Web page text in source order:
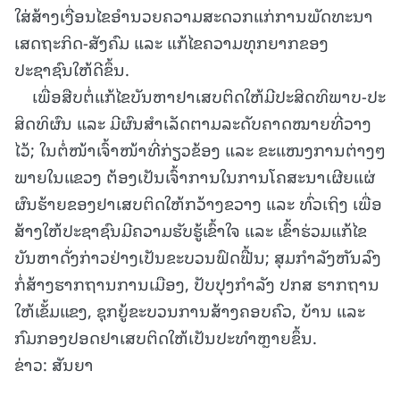
ໃສ່ສ້າງເງື່ອນໄຂອໍານວຍຄວາມສະດວກແກ່ການພັດທະນາ
ເສດຖະກິດ-ສັງຄົມ ແລະ ແກ້ໄຂຄວາມທຸກຍາກຂອງ
ປະຊາຊົນໃຫ້ດີຂຶ້ນ.
ເພື່ອສືບຕໍ່ແກ້ໄຂບັນຫາຢາເສບຕິດໃຫ້ມີປະສິດທິພາບ-ປະ
ສິດທິຜົນ ແລະ ມີຜົນສໍາເລັດຕາມລະດັບຄາດໝາຍທີ່ວາງ
ໄວ້; ໃນຕໍ່ໜ້າເຈົ້າໜ້າທີ່ກ່ຽວຂ້ອງ ແລະ ຂະແໜງການຕ່າງໆ
ພາຍໃນແຂວງ ຕ້ອງເປັນເຈົ້າການໃນການໂຄສະນາເຜີຍແຜ່
ຜົນຮ້າຍຂອງຢາເສບຕິດໃຫ້ກວ້າງຂວາງ ແລະ ທົ່ວເຖິງ ເພື່ອ
ສ້າງໃຫ້ປະຊາຊົນມີຄວາມຮັບຮູ້ເຂົ້າໃຈ ແລະ ເຂົ້າຮ່ວມແກ້ໄຂ
ບັນຫາດັ່ງກ່າວຢ່າງເປັນຂະບວນຟົດຟື້ນ; ສຸມກໍາລັງຫັນລົງ
ກໍ່ສ້າງຮາກຖານການເມືອງ, ປັບປຸງກໍາລັງ ປກສ ຮາກຖານ
ໃຫ້ເຂັ້ມແຂງ, ຊຸກຍູ້ຂະບວນການສ້າງຄອບຄົວ, ບ້ານ ແລະ
ກົມກອງປອດຢາເສບຕິດໃຫ້ເປັນປະທໍາຫຼາຍຂຶ້ນ.
ຂ່າວ: ສັນຍາ